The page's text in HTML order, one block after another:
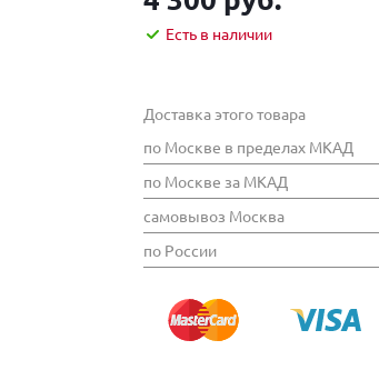
Есть в наличии
Доставка этого товара
по Москве в пределах МКАД
по Москве за МКАД
самовывоз Москва
по России